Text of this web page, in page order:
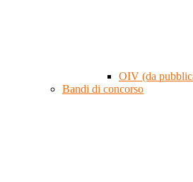
OIV (da
Bandi di concorso